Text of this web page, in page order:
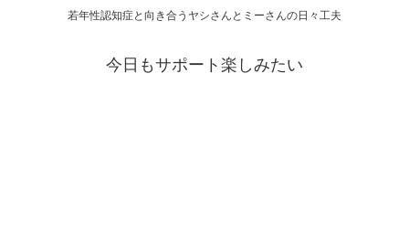
若年性認知症と向き合うヤシさんとミーさんの日々工夫
今日もサポート楽しみたい